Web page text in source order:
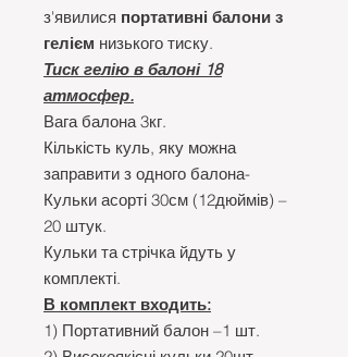
з'явилися портативні балони з
гелієм низького тиску.
Тиск гелію в балоні 18
атмосфер.
Вага балона 3кг.
Кількість куль, яку можна
заправити з одного балона-
Кульки асорті 30см (12дюймів) –
20 штук.
Кульки та стрічка йдуть у
комплекті.
В комплект входить:
1) Портативний балон –1 шт.